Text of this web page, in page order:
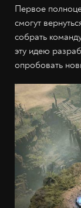
Первое
смогут
собрать
эту идею
опробовать